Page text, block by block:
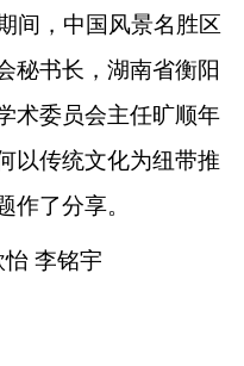
间，中国风景名胜区
秘书长，湖南省衡阳
术委员会主任旷顺年
以传统文化为纽带推
作了分享。
李铭宇